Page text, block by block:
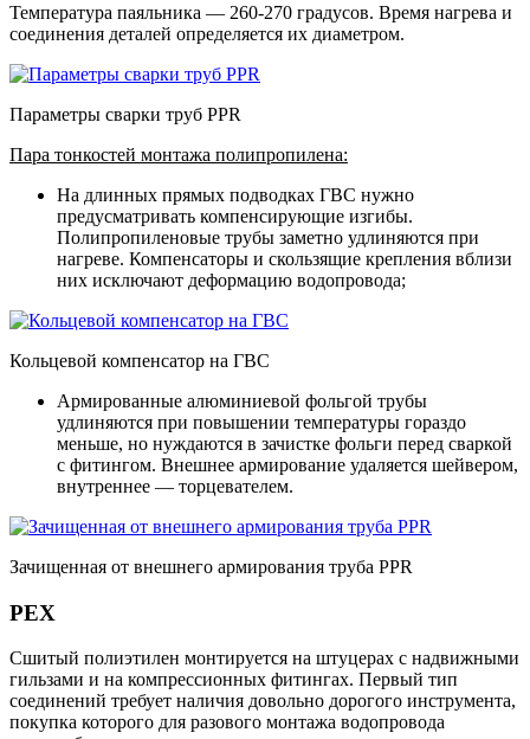
Температура паяльника — 260-270 градусов. Время нагрева и
соединения деталей определяется их диаметром.
Параметры сварки труб PPR
Пара тонкостей монтажа полипропилена:
На длинных прямых подводках ГВС нужно
предусматривать компенсирующие изгибы.
Полипропиленовые трубы заметно удлиняются при
нагреве. Компенсаторы и скользящие крепления вблизи
них исключают деформацию водопровода;
Кольцевой компенсатор на ГВС
Армированные алюминиевой фольгой трубы
удлиняются при повышении температуры гораздо
меньше, но нуждаются в зачистке фольги перед сваркой
с фитингом. Внешнее армирование удаляется шейвером,
внутреннее — торцевателем.
Зачищенная от внешнего армирования труба PPR
PEX
Сшитый полиэтилен монтируется на штуцерах с надвижными
гильзами и на компрессионных фитингах. Первый тип
соединений требует наличия довольно дорогого инструмента,
покупка которого для разового монтажа водопровода